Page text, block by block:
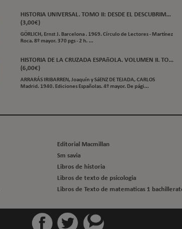
HISTORIA UNIVERSAL. TOMO II: DESDE EL DESCUBRIM...
(3,00€)
GÖRLICH, Ernst J. Barcelona . 1969. Círculo de Lectores - Martínez
Roca. 8º mayor. 370 pgs - 2 h. ...
HISTORIA DE LA CRUZADA ESPAñOLA. VOLUMEN II. TO...
(6,00€)
ARRARÁS IRIBARREN, Joaquín y SáENZ DE TEJADA, CARLOS
Madrid. 1940. Ediciones Españolas. 4º mayor. De pági...
Editorial Macmillan
Sm savia
Libros de historia
Libros de texto de psicologia
Libros de Texto de matematicas 1